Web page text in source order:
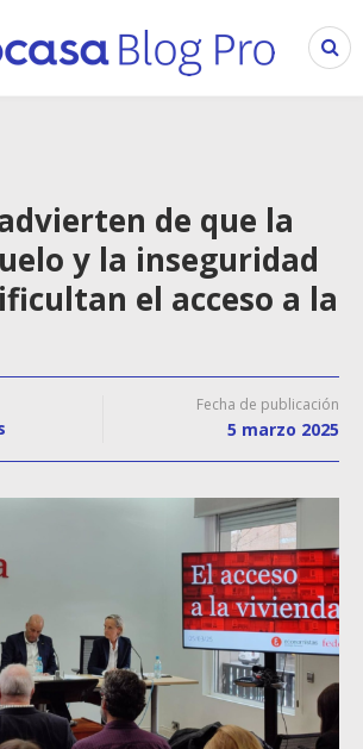
de que la
y la inseguridad
el acceso a la
Fecha de publicación
5 marzo 2025